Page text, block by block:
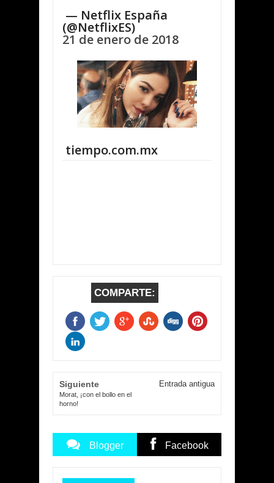
— Netflix España
(@NetflixES)
21 de enero de 2018
tiempo.com.mx
COMPARTE:
Siguiente
Morat, ¡con el bollo en el
horno!
Entrada antigua
Blogger Facebook